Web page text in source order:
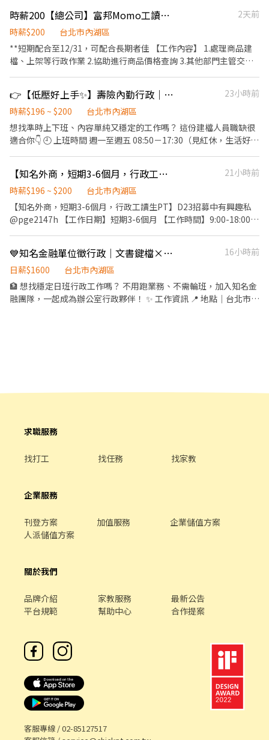
https://shopee.tw/happybaoma
產品操作、設定及故障排除等技術處理 - 線上保固登入及使用手冊
寄送 - 官網及通訊軟體留言回覆 - 客訴件處理及追蹤 . 2.顧客&經銷
商報修件管理 - 產品報修件登記及維修進度追蹤 - 維修結果查詢及回
覆 - 官網報修及經銷商報修登記及完修結果回覆 . 3.回訪及顧客問券
強有耐心、善傾聽及溝通及表達能力佳 #具有服務熱忱及責任感，
反應能力快 #具服務相關經驗1年以上，有電話客服實務經驗為佳 #
六；0900-18:00，依公司規定進行8小時排班 2、周休二日；紅字休
. 【薪資福利】 1、生日禮金及當月有薪生日假一天 2、年終績效獎
金、三節獎金、享有保障獎金 3、每月額外KPI達成獎金 4、享有法
定保障之勞保、健保、特休假、給薪疫苗假 5、年終尾牙、家庭日 .
時薪200【總公司】富邦Momo工讀生｜彈性排班
2天前
時薪$200
台北市內湖區
**短期配合至12/31，可配合長期者佳 【工作內容】 1.處理商品建
檔、上架等行政作業 2.協助進行商品價格查詢 3.其他部門主管交辦
活動外派 *需周一至五上班，(最少希望一周配合4-5天) *午休12:00-
13:30（不計人工時） 【需求條件】 1.細心、主動積極、認真負責 2.
基本office能力(excel、word) 【待遇】基本勞健保、雇主提撥
6%、不定期下午茶點 【薪資】時薪200元
👉【低壓好上手✨】壽險內勤行政｜準時下班｜夜校友善 採書審免現場面試
23小時前
時薪$196 ~ $200
台北市內湖區
想找準時上下班、內容單純又穩定的工作嗎？ 這份建檔人員職缺很
適合你👇 🕘 上班時間 週一至週五 08:50－17:30（見紅休，生活好安
禮金🧧 2,000 元 📝 工作內容 ✨ 新契約資料鍵檔（依組別分：保費／
核保／理賠／保服） ✨ 案件資料審核、鍵檔與文件掃描 ✨ 照會發送
與退件處理 ✨ 其他主管交辦行政事項 🎯 我們希望你 ✔ 細心、有耐
心，對資料處理不排斥 ✔ 基本文書與鍵盤操作OK ✔ 喜歡辦公室環
境、穩定工作的你 💡 職缺亮點 ✔ 週休二日 ✔ 純內勤、環境單純 ✔
應徵卡位！
【知名外商，短期3-6個月，行政工讀生PT】D23招募中有興趣私@pge2147
21小時前
時薪$196 ~ $200
台北市內湖區
【知名外商，短期3-6個月，行政工讀生PT】D23招募中有興趣私
@pge2147h 【工作日期】短期3-6個月 【工作時間】9:00-18:00
天至12月底)：1.贈品打單出貨2.協助補發及改票3.登錄資格及資料
審核4.客訴件溝通及處理 【工作地點】台北市內湖區基湖路3巷47號
【需求條件】細心動作快、基本電腦文書能力、【服裝】不拘 【薪
資】時薪196，次月20電匯入戶
💙知名金融單位徵行政｜文書鍵檔×品質查核｜福利優
16小時前
日薪$1600
台北市內湖區
🏦 想找穩定日班行政工作嗎？ 不用跑業務、不需輪班，加入知名金
融團隊，一起成為辦公室行政夥伴！ ✨ 工作資訊 📍 地點｜台北市內
求職服務
找打工 找任務 找家教
企業服務
刊登方案 加值服務
企業儲值方案
人派儲值方案
關於我們
品牌介紹 家教服務
最新公告
平台規範
幫助中心 合作提案
客服專線 /02-85127517